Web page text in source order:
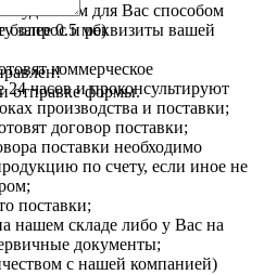
более 0.5 мб)
отправке формы.
удобным для Вас способом
запрос и реквизиты вашей
коммерческое
24 часов и проконсультируют
производства и поставки;
договор поставки;
поставки необходимо
по счету, если иное не
поставки;
нашем складе либо у Вас на
документы;
с нашей компанией)